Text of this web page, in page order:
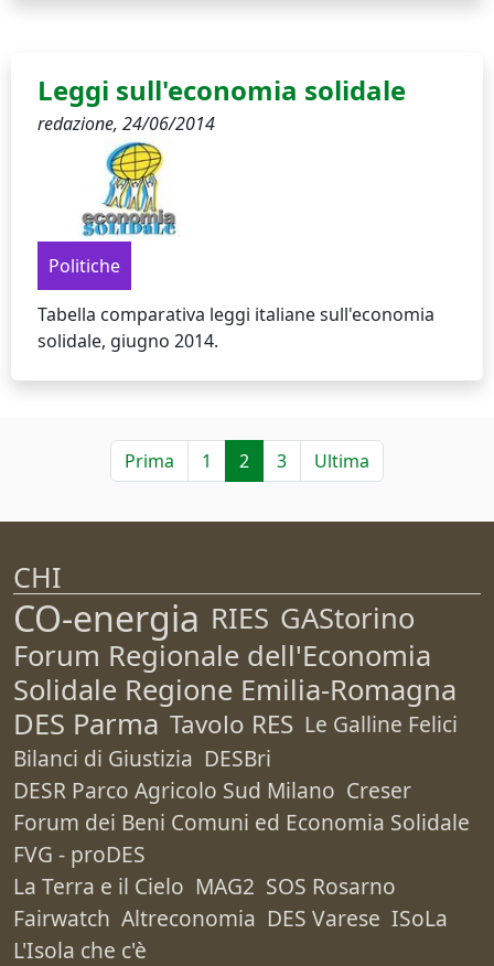
Leggi sull'economia solidale
redazione, 24/06/2014
Politiche
Tabella comparativa leggi italiane sull'economia
solidale, giugno 2014.
Prima 1 2 3 Ultima
CHI
CO-energia RIES GAStorino
Forum Regionale dell'Economia
Solidale Regione Emilia-Romagna
DES Parma Tavolo RES Le Galline Felici
Bilanci di Giustizia DESBri
DESR Parco Agricolo Sud Milano Creser
Forum dei Beni Comuni ed Economia Solidale
FVG - proDES
La Terra e il Cielo MAG2 SOS Rosarno
Fairwatch Altreconomia DES Varese ISoLa
L'Isola che c'è